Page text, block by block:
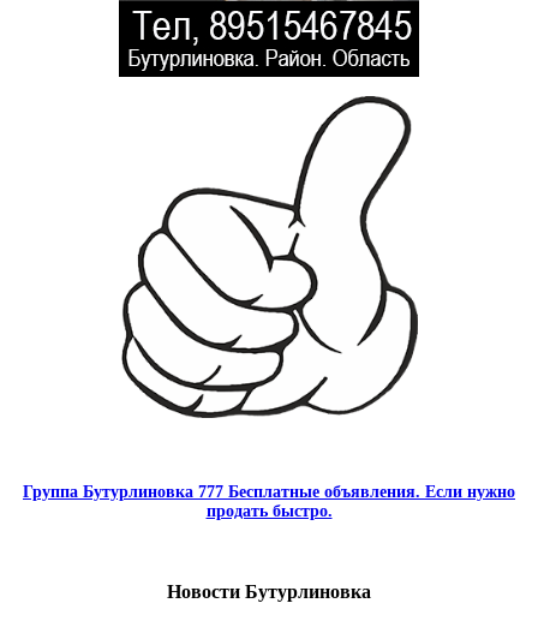
Группа Бутурлиновка 777 Бесплатные объявления. Если нужно
продать быстро.
Новости Бутурлиновка